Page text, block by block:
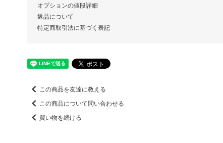
オプションの値段詳細
返品について
特定商取引法に基づく表記
この商品を友達に教える
この商品について問い合わせる
買い物を続ける